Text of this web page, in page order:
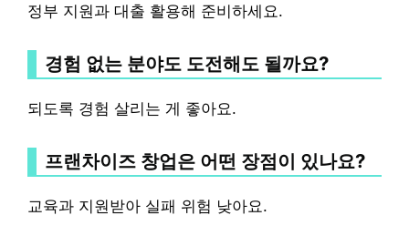
정부 지원과 대출 활용해 준비하세요.
경험 없는 분야도 도전해도 될까요?
되도록 경험 살리는 게 좋아요.
프랜차이즈 창업은 어떤 장점이 있나요?
교육과 지원받아 실패 위험 낮아요.